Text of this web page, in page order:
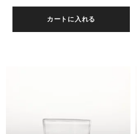
カートに入れる